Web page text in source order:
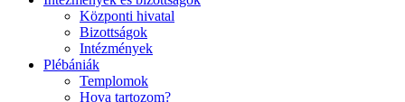
Központi hivatal
Bizottságok
Intézmények
Plébániák
Templomok
Hova tartozom?